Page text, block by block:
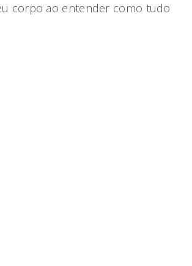
corpo ao entender como tudo